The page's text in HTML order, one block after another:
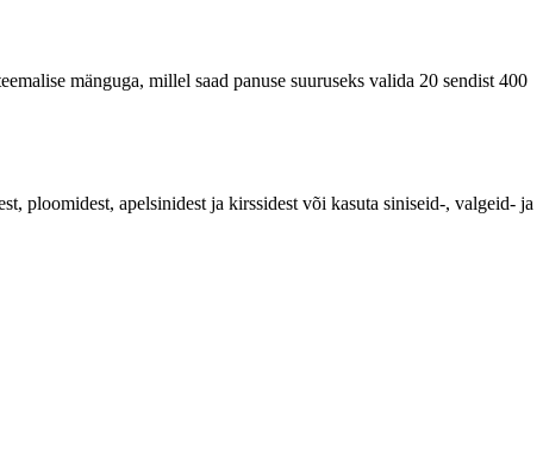
mänguga, millel saad panuse suuruseks valida 20 sendist 400
ploomidest, apelsinidest ja kirssidest või kasuta siniseid-, valgeid- ja